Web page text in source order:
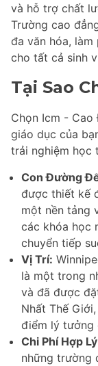
và hỗ trợ chất
Trường cao
đa văn hóa,
cho tất cả sinh
Tại Sao
Chọn Icm -
giáo dục của
trải nghiệm học
Con Đường
được thiết kế
một nền tảng
các khóa học
chuyển tiếp
Vị Trí:
là một trong
và đã được
Nhất Thế
điểm lý tưởng
Chi Phí Hợp
những trường